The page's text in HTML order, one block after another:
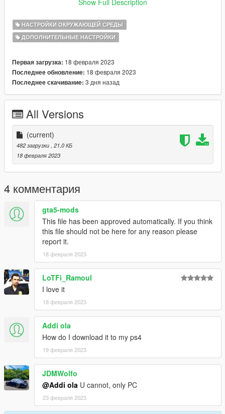
Credits:
TheMayBeast - For creating the Dynamic Lighting System
PNWParksFan - For creating LiveLights, without which I'd have
no idea how to make this.
seasoned_shrimp - For creating the GLRP Pack.
Show Full Description
НАСТРОЙКИ ОКРУЖАЮЩЕЙ СРЕДЫ
ДОПОЛНИТЕЛЬНЫЕ НАСТРОЙКИ
Первая загрузка: 18 февраля 2023
Последнее обновление: 18 февраля 2023
Последнее скачивание: 3 дня назад
All Versions
(current)
482 загрузки, 21,0 КБ
18 февраля 2023
4 комментария
gta5-mods
This file has been approved automatically. If you think
this file should not be here for any reason please
report it.
18 февраля 2023
LoTFi_Ramoul
I love it
18 февраля 2023
Addi ola
How do I download it to my ps4
19 февраля 2023
JDMWolfo
@Addi ola U cannot, only PC
23 февраля 2023